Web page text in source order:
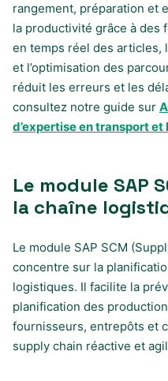
rangement, préparation et
la productivité grâce à des
en temps réel des articles,
et l’optimisation des
réduit les erreurs et les
consultez notre guide sur
d’expertise en transport
Le module SAP
la chaîne
Le module SAP SCM
concentre sur la
logistiques. Il facilite la
planification des
fournisseurs, entrepôts et
supply chain réactive et